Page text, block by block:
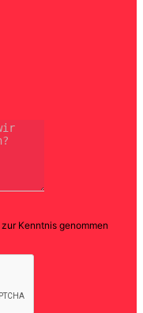
zur Kenntnis genommen